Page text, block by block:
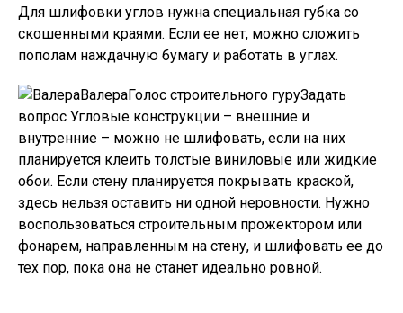
Для шлифовки углов нужна специальная губка со
скошенными краями. Если ее нет, можно сложить
пополам наждачную бумагу и работать в углах.
ВалераГолос строительного гуруЗадать
вопрос Угловые конструкции – внешние и
внутренние – можно не шлифовать, если на них
планируется клеить толстые виниловые или жидкие
обои. Если стену планируется покрывать краской,
здесь нельзя оставить ни одной неровности. Нужно
воспользоваться строительным прожектором или
фонарем, направленным на стену, и шлифовать ее до
тех пор, пока она не станет идеально ровной.